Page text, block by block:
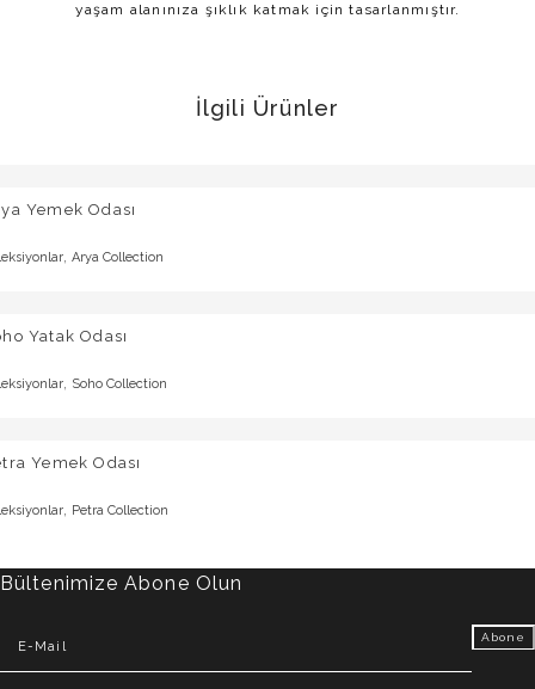
yaşam alanınıza şıklık katmak için tasarlanmıştır.
İlgili Ürünler
Yemek Odası
, Arya Collection
Yatak Odası
, Soho Collection
Yemek Odası
, Petra Collection
Bültenimize Abone Olun